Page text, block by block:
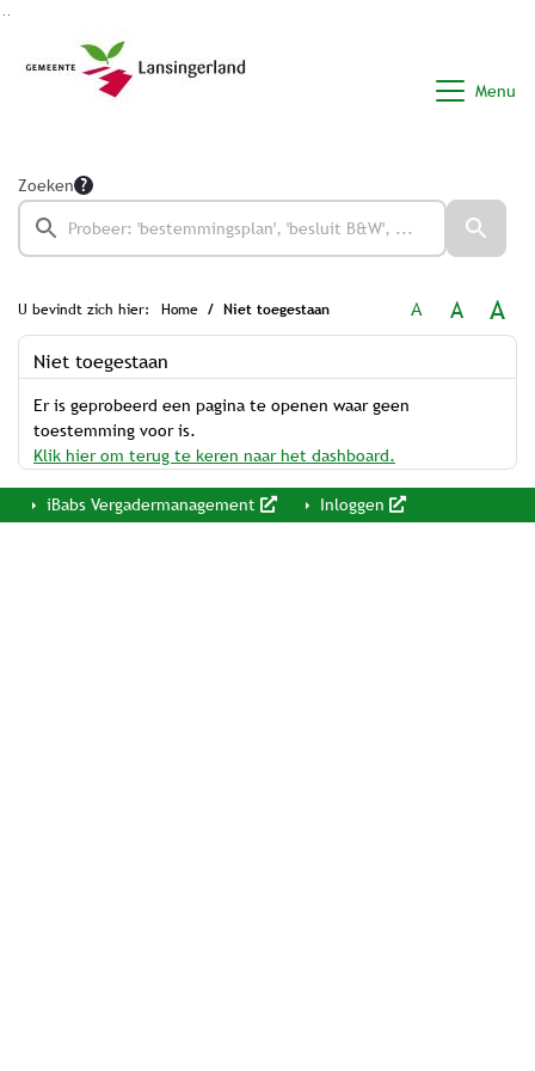
Menu
Zoeken
U bevindt zich hier: Home Niet toegestaan A A A
Niet toegestaan
Er is geprobeerd een pagina te openen waar geen
toestemming voor is.
Klik hier om terug te keren naar het dashboard.
iBabs Vergadermanagement Inloggen